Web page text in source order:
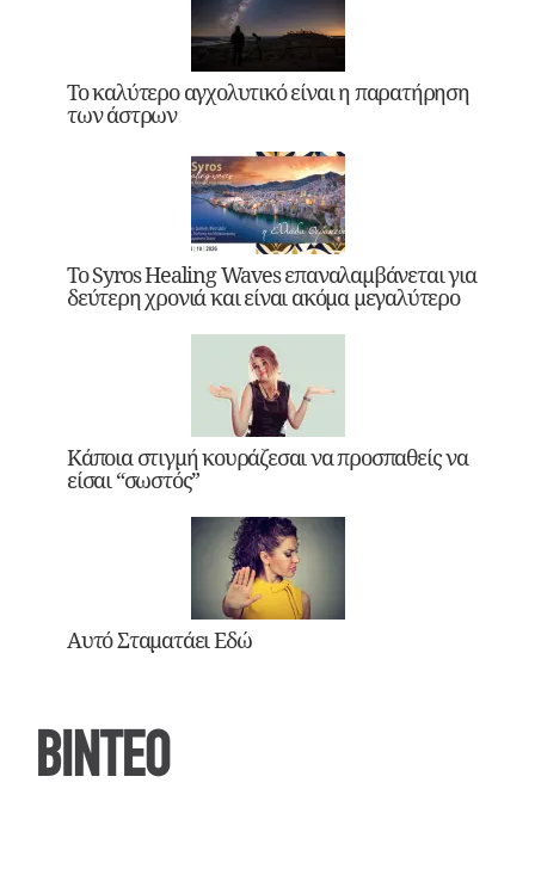
Το καλύτερο αγχολυτικό είναι η παρατήρηση
των άστρων
Το Syros Healing Waves επαναλαμβάνεται για
δεύτερη χρονιά και είναι ακόμα μεγαλύτερο
Κάποια στιγμή κουράζεσαι να προσπαθείς να
είσαι “σωστός”
Αυτό Σταματάει Εδώ
ΒΙΝΤΕΟ